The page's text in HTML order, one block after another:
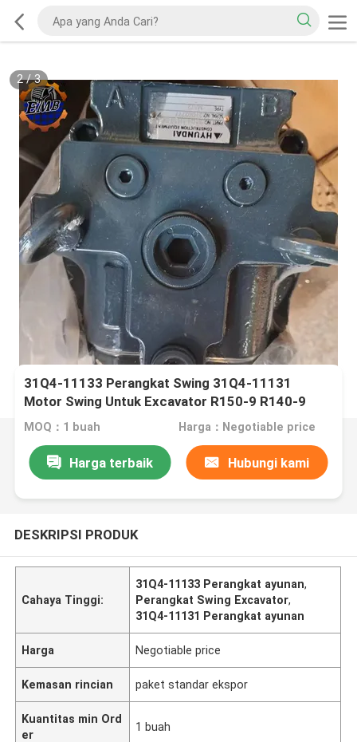
2/3
31Q4-11133 Perangkat Swing 31Q4-11131
Motor Swing Untuk Excavator R150-9 R140-9
MOQ：1 buah Harga：Negotiable price
Harga terbaik Hubungi kami
DESKRIPSI PRODUK
Cahaya Tinggi:
31Q4-11133 Perangkat ayunan,
Perangkat Swing Excavator,
31Q4-11131 Perangkat ayunan
Harga Negotiable price
Kemasan rincian paket standar ekspor
Kuantitas min Ord
er
1 buah